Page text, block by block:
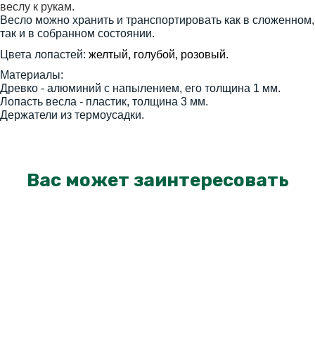
веслу к рукам.
Весло можно хранить и транспортировать как в сложенном,
так и в собранном состоянии.
Цвета лопастей: желтый, голубой, розовый.
Материалы:
Древко - алюминий с напылением, его толщина 1 мм.
Лопасть весла - пластик, толщина 3 мм.
Держатели из термоусадки.
Вас может заинтересовать